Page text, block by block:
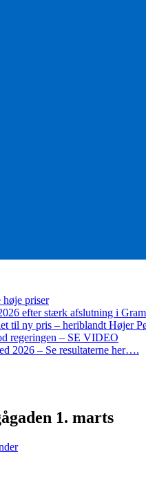
høje priser
efter stærk afslutning i
til ny pris – heriblandt Højer
regeringen – SE VIDEO
2026 – Se resultaterne her….
1. marts